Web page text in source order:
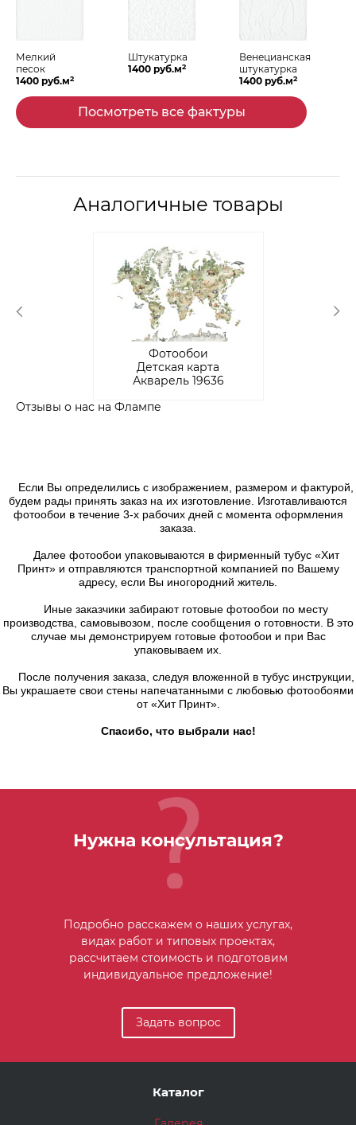
Мелкий
песок
1400 руб.м2
Штукатурка
1400 руб.м2
Венецианская
штукатурка
1400 руб.м2
Посмотреть все фактуры
Аналогичные товары
Фотообои
Детская карта
Акварель 19636
Отзывы о нас на Флампе
Если Вы определились с изображением, размером и фактурой,
будем рады принять заказ на их изготовление. Изготавливаются
фотообои в течение 3-х рабочих дней с момента оформления
заказа.
Далее фотообои упаковываются в фирменный тубус «Хит
Принт» и отправляются транспортной компанией по Вашему
адресу, если Вы иногородний житель.
Иные заказчики забирают готовые фотообои по месту
производства, самовывозом, после сообщения о готовности. В это
случае мы демонстрируем готовые фотообои и при Вас
упаковываем их.
После получения заказа, следуя вложенной в тубус инструкции,
Вы украшаете свои стены напечатанными с любовью фотообоями
от «Хит Принт».
Спасибо, что выбрали нас!
Нужна консультация?
Подробно расскажем о наших услугах,
видах работ и типовых проектах,
рассчитаем стоимость и подготовим
индивидуальное предложение!
Задать вопрос
Каталог